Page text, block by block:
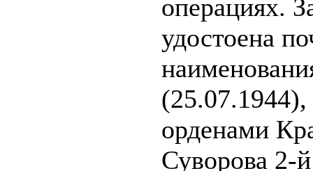
операциях.
удостоена
орденами
Суворова 2-